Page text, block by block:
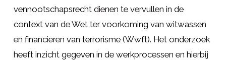
vennootschapsrecht dienen te vervullen in de
context van de Wet ter voorkoming van witwassen
en financieren van terrorisme (Wwft). Het onderzoek
heeft inzicht gegeven in de werkprocessen en hierbij